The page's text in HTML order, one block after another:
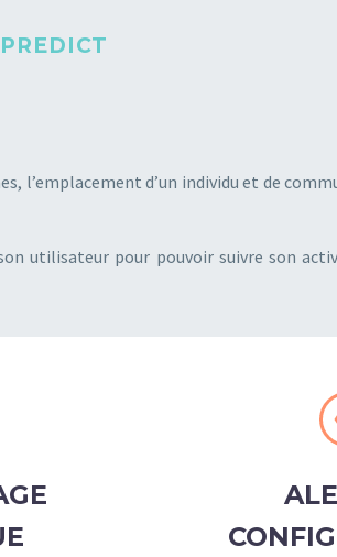
l’emplacement d’un individu et de
utilisateur pour pouvoir suivre son